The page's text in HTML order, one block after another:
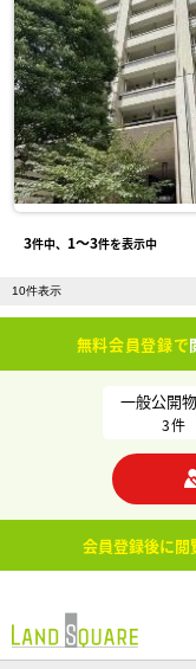
3件中、 1〜3件を表示中
無料会員登録で
一般公開
3件
会員登録後に閲